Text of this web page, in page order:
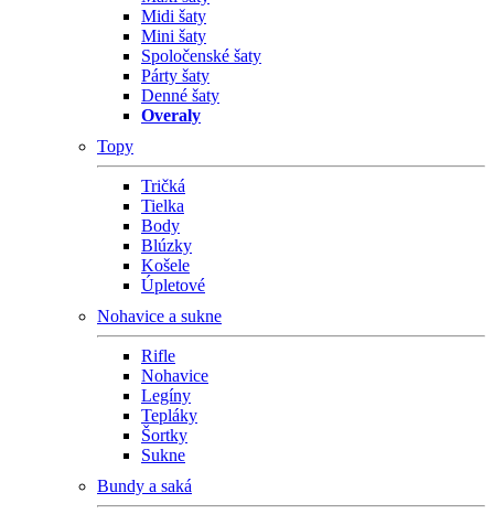
Midi šaty
Mini šaty
Spoločenské šaty
Párty šaty
Denné šaty
Overaly
Topy
Tričká
Tielka
Body
Blúzky
Košele
Úpletové
Nohavice a sukne
Rifle
Nohavice
Legíny
Tepláky
Šortky
Sukne
Bundy a saká